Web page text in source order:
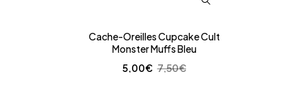
Cache-Oreilles Cupcake Cult
Monster Muffs Bleu
7,50€
5,00€